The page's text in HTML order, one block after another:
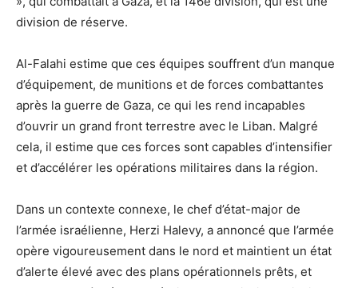
division de réserve.
Al-Falahi estime que ces équipes souffrent d’un manque
d’équipement, de munitions et de forces combattantes
après la guerre de Gaza, ce qui les rend incapables
d’ouvrir un grand front terrestre avec le Liban. Malgré
cela, il estime que ces forces sont capables d’intensifier
et d’accélérer les opérations militaires dans la région.
Dans un contexte connexe, le chef d’état-major de
l’armée israélienne, Herzi Halevy, a annoncé que l’armée
opère vigoureusement dans le nord et maintient un état
d’alerte élevé avec des plans opérationnels prêts, et